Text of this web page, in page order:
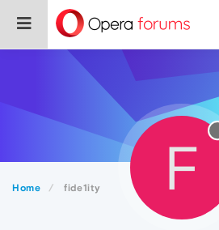
Home fide1ity F